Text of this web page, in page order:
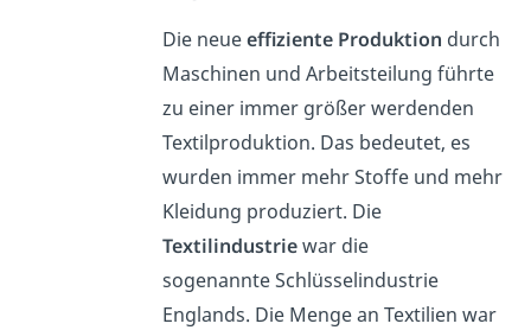
Die neueeffiziente Produktion durch
Maschinen und Arbeitsteilung führte
zu einer immer größer werdenden
Textilproduktion. Das bedeutet, es
wurden immer mehr Stoffe und mehr
Kleidung produziert. Die
Textilindustriewar die
sogenannteSchlüsselindustrie
Englands. Die Menge an Textilien war